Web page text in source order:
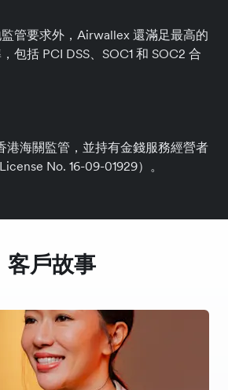
管要求外，Airwallex 還滿足最高的
包括 PCI DSS、SOC1 和 SOC2 合
港海關監管，並持有金錢服務經營者
No. 16-09-01929）。
客戶故事